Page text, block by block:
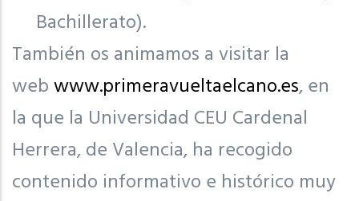
Bachillerato).
También os animamos a visitar la
webwww.primeravueltaelcano.es, en
la que la Universidad CEU Cardenal
Herrera, de Valencia, ha recogido
contenido informativo e histórico muy